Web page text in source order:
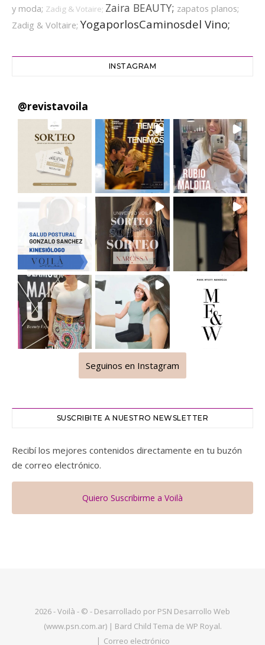
y moda; Zadig & Votaire; Zaira BEAUTY; zapatos planos;
Zadig & Voltaire;YogaporlosCaminosdel Vino;
INSTAGRAM
@revistavoila
Seguinos en Instagram
SUSCRIBITE A NUESTRO NEWSLETTER
Recibí los mejores contenidos directamente en tu buzón
de correo electrónico.
Quiero Suscribirme a Voilà
2026 - Voilà - © - Desarrollado por PSN Desarrollo Web
(www.psn.com.ar) | Bard Child Tema de WP Royal.
Correo electrónico